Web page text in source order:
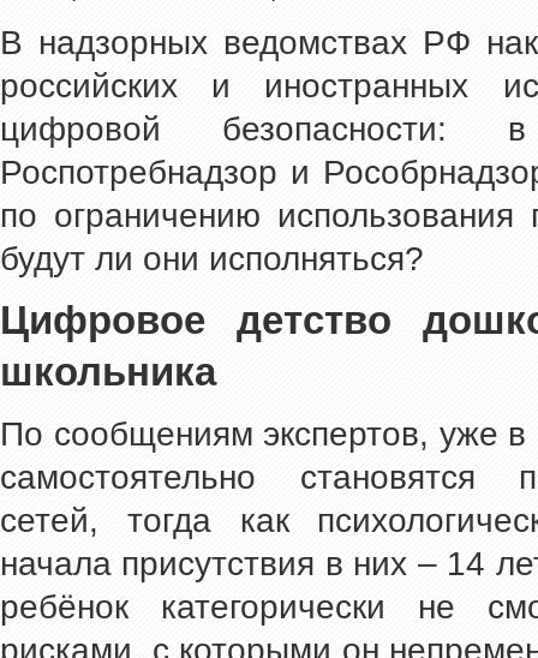
В надзорных ведомствах РФ
российских и иностранных
цифровой
Роспотребнадзор и
по ограничению
будут ли они исполняться?
Цифровое детство
школьника
По сообщениям экспертов, уже
самостоятельно становятся
сетей, тогда как
начала присутствия в них – 14
ребёнок категорически не
рисками, с которыми он